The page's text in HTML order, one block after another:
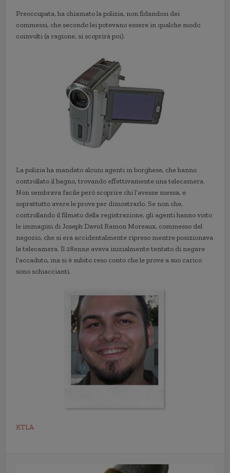
Preoccupata, ha chiamato la polizia, non fidandosi dei
commessi, che secondo lei potevano essere in qualche modo
coinvolti (a ragione, si scoprirà poi).
La polizia ha mandato alcuni agenti in borghese, che hanno
controllato il bagno, trovando effettivamente una telecamera.
Non sembrava facile però scoprire chi l’avesse messa, e
soprattutto avere le prove per dimostrarlo. Se non che,
controllando il filmato della registrazione, gli agenti hanno visto
le immagini di Joseph David Ramon Moreaux, commesso del
negozio, che si era accidentalmente ripreso mentre posizionava
la telecamera. Il 28enne aveva inizialmente tentato di negare
l’accaduto, ma si è subito reso conto che le prove a suo carico
sono schiaccianti.
KTLA